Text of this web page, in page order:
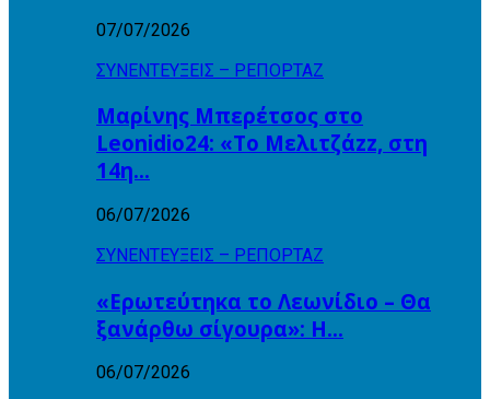
07/07/2026
ΣΥΝΕΝΤΕΥΞΕΙΣ – ΡΕΠΟΡΤΑΖ
Μαρίνης Μπερέτσος στο
Leonidio24: «Το Μελιτζάzz, στη
14η…
06/07/2026
ΣΥΝΕΝΤΕΥΞΕΙΣ – ΡΕΠΟΡΤΑΖ
«Ερωτεύτηκα το Λεωνίδιο – Θα
ξανάρθω σίγουρα»: Η…
06/07/2026